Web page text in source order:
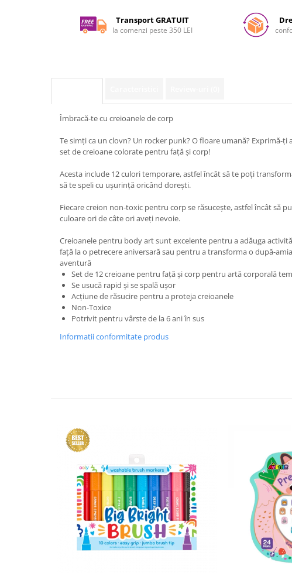
Facebook
Transport GRATUIT
la comenzi peste 350 LEI
Îmbracă-te cu creioanele de corp
Te simți ca un clovn? Un rocker punk? O floare umană? Exprimă-ți
set de creioane colorate pentru față și corp!
Acesta include 12 culori temporare, astfel încât să te poți
să te speli cu ușurință oricând dorești.
Fiecare creion non-toxic pentru corp se răsucește, astfel încât să
culoare ori de câte ori aveți nevoie.
Creioanele pentru body art sunt excelente pentru a adăuga
față la o petrecere aniversară sau pentru a transforma o după-
aventură
Set de 12 creioane pentru față și corp pentru artă corporală
Se usucă rapid și se spală ușor
Acțiune de răsucire pentru a proteja creioanele
Non-Toxice
Potrivit pentru vârste de la 6 ani în sus
Informatii conformitate produs